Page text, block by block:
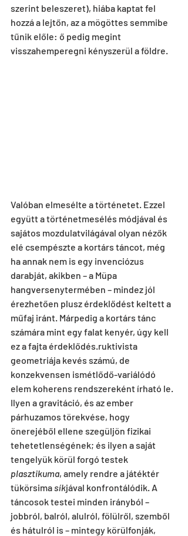
szerint beleszeret), hiába kaptat fel
hozzá a lejtőn, az a mögöttes semmibe
tűnik előle: ő pedig megint
visszahemperegni kényszerül a földre.
Valóban elmesélte a történetet. Ezzel
együtt a történetmesélés módjával és
sajátos mozdulatvilágával olyan nézők
elé csempészte a kortárs táncot, még
ha annak nem is egy invenciózus
darabját, akikben – a Müpa
hangversenytermében – mindez jól
érezhetően plusz érdeklődést keltett a
műfaj iránt. Márpedig a kortárs tánc
számára mint egy falat kenyér, úgy kell
ez a fajta érdeklődés.ruktivista
geometriája kevés számú, de
konzekvensen ismétlődő-variálódó
elem koherens rendszereként írható le.
Ilyen a gravitáció, és az ember
párhuzamos törekvése, hogy
önerejéből ellene szegüljön fizikai
tehetetlenségének; és ilyen a saját
tengelyük körül forgó testek
plasztikuma, amely rendre a játéktér
tükörsima síkjával konfrontálódik. A
táncosok testei minden irányból –
jobbról, balról, alulról, fölülről, szemből
és hátulról is – mintegy körülfonják,